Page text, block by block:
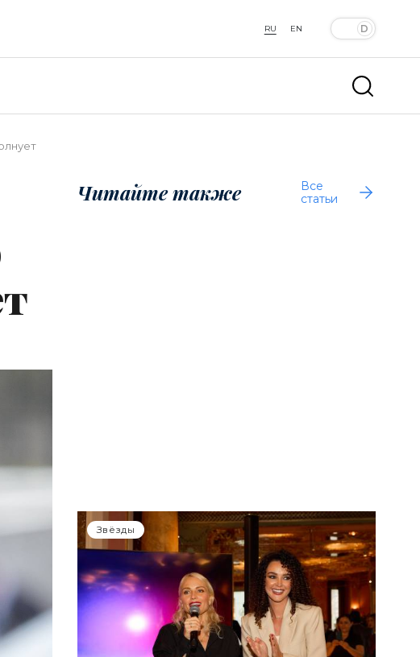
RU EN
Читайте также
Все
статьи
Звёзды